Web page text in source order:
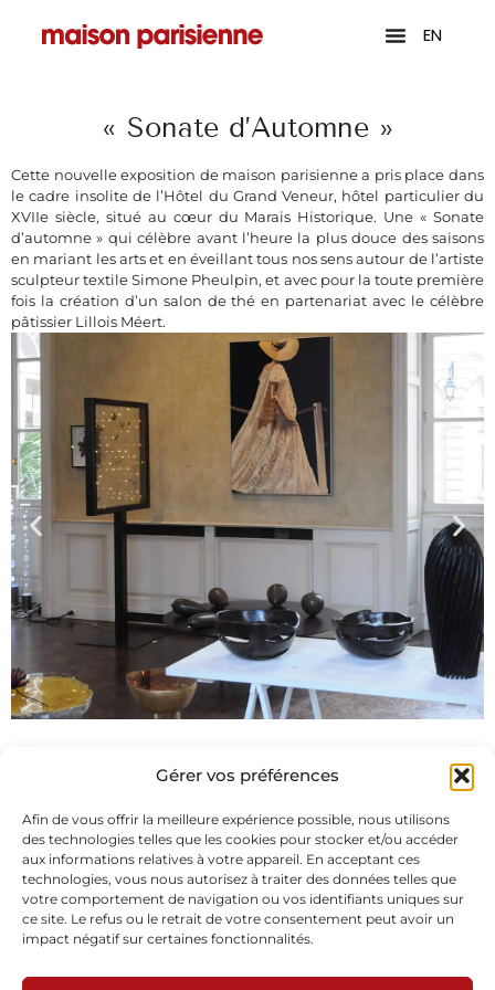
Gérer vos préférences
Afin de vous offrir la meilleure expérience possible, nous utilisons
des technologies telles que les cookies pour stocker et/ou accéder
aux informations relatives à votre appareil. En acceptant ces
technologies, vous nous autorisez à traiter des données telles que
votre comportement de navigation ou vos identifiants uniques sur
ce site. Le refus ou le retrait de votre consentement peut avoir un
impact négatif sur certaines fonctionnalités.
EN
« Sonate d’Automne »
Cette nouvelle exposition de maison parisienne a pris place dans
le cadre insolite de l’Hôtel du Grand Veneur, hôtel particulier du
XVIIe siècle, situé au cœur du Marais Historique. Une « Sonate
d’automne » qui célèbre avant l’heure la plus douce des saisons
en mariant les arts et en éveillant tous nos sens autour de l’artiste
sculpteur textile Simone Pheulpin, et avec pour la toute première
fois la création d’un salon de thé en partenariat avec le célèbre
pâtissier Lillois Méert.
Abonnez-vous à notre newsletter